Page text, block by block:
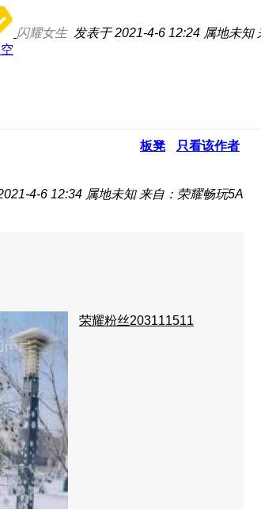
闪耀女生 发表于 2021-4-6 12:24 属地未知
板凳 只看该作者
4-6 12:34 属地未知 来自：荣耀畅玩5A
荣耀粉丝203111511